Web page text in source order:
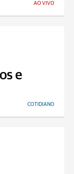
AO VIVO
e
COTIDIANO